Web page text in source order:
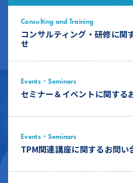
Consulting and Training
コンサルティング・研修に関
せ
Events・Seminars
セミナー＆イベントに関する
Events・Seminars
TPM関連講座に関するお問い